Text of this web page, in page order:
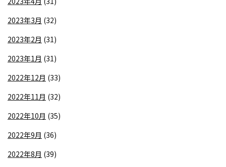
2023年3月 (32)
2023年2月 (31)
2023年1月 (31)
2022年12月 (33)
2022年11月 (32)
2022年10月 (35)
2022年9月 (36)
2022年8月 (39)